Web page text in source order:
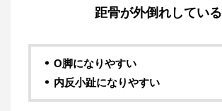
距骨が外倒れしている
O脚になりやすい
内反小趾になりやすい